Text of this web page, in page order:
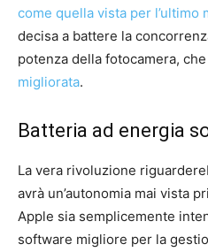
come quella vista per l’ultimo
decisa a battere la
potenza della fotocamera,
migliorata.
Batteria ad energia
La vera rivoluzione
avrà un’autonomia mai vista
Apple sia semplicemente
software migliore per la